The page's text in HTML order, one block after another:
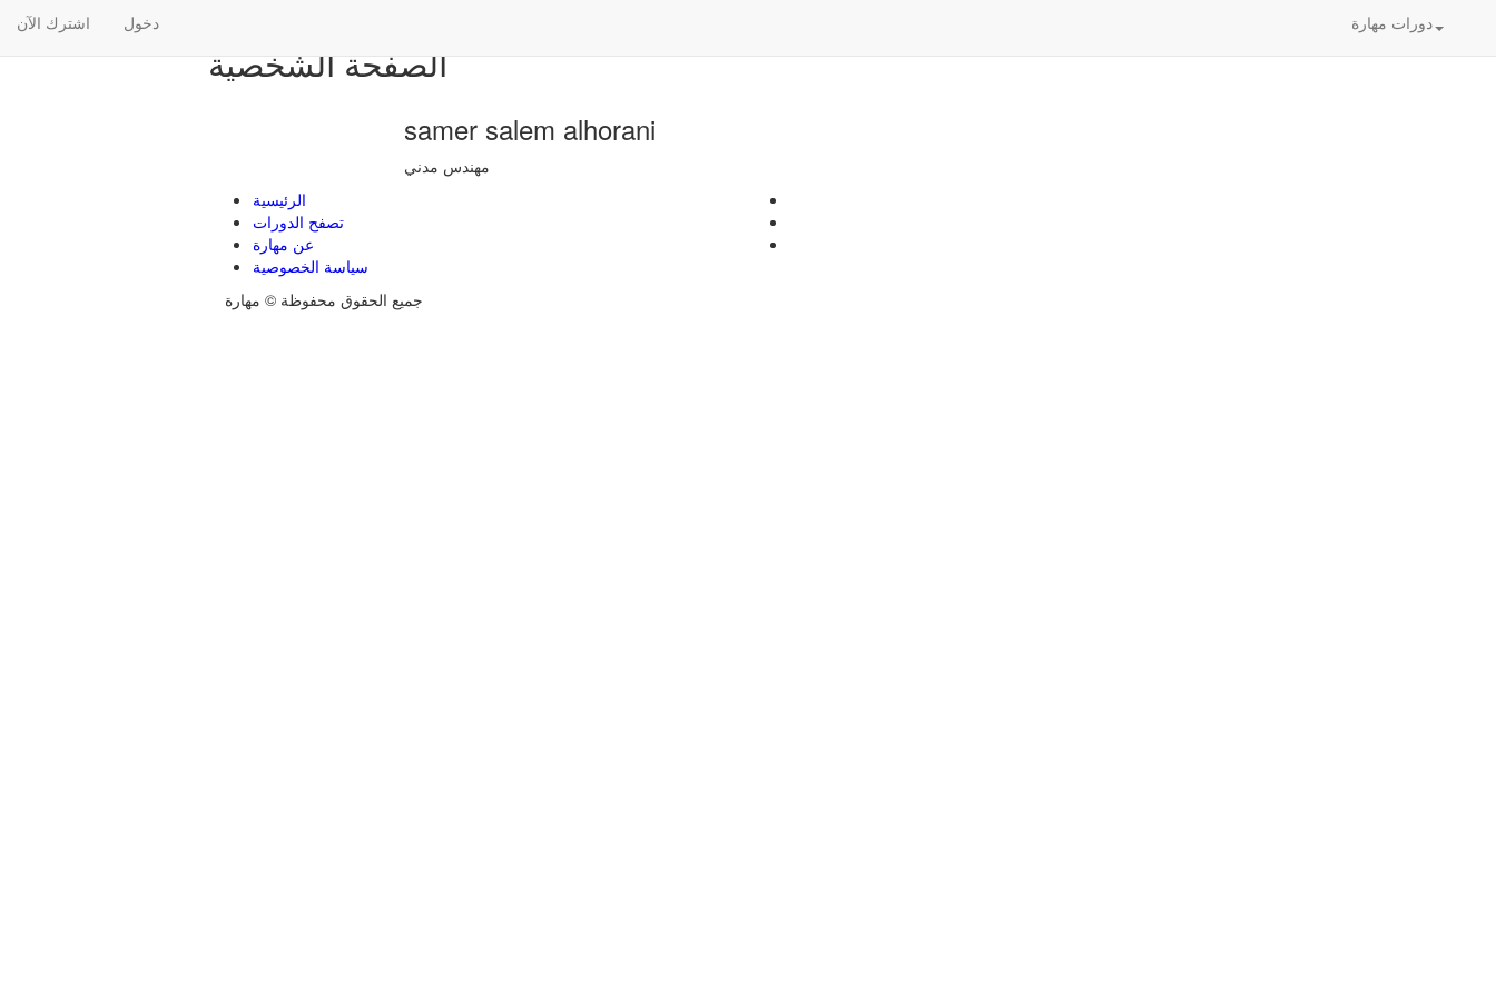
دورات مهارة اشترك الآن دخول
الصفحة الشخصية
samer salem alhorani
مهندس مدني
الرئيسية
تصفح الدورات
عن مهارة
سياسة الخصوصية
جميع الحقوق محفوظة © مهارة